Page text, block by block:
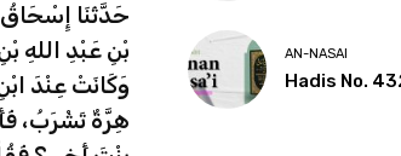
حَدَّثَنَا
بْنِ عَبْدِ اللهِ
وَكَانَتْ عِنْدَ
هِرَّةٌ تَشْرَبُ،
AN-NASAI
Hadis No.